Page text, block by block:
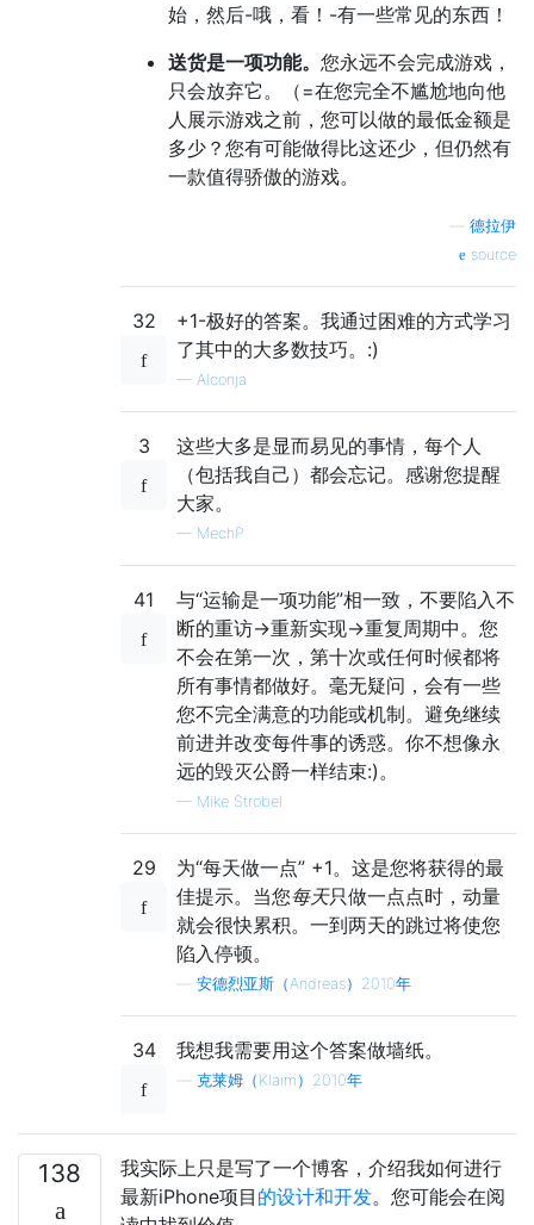
始，然后-哦，看！-有一些常见的东西！
送货是一项功能。 您永远不会完成游戏，
只会放弃它。（=在您完全不尴尬地向他
人展示游戏之前，您可以做的最低金额是
多少？您有可能做得比这还少，但仍然有
一款值得骄傲的游戏。
德拉伊
source
32
+1-极好的答案。我通过困难的方式学习
了其中的大多数技巧。:)
— Alconja
3
这些大多是显而易见的事情，每个人
（包括我自己）都会忘记。感谢您提醒
大家。
— MechP
41
与“运输是一项功能”相一致，不要陷入不
断的重访->重新实现->重复周期中。您
不会在第一次，第十次或任何时候都将
所有事情都做好。毫无疑问，会有一些
您不完全满意的功能或机制。避免继续
前进并改变每件事的诱惑。你不想像永
远的毁灭公爵一样结束:)。
— Mike Strobel
29
为“每天做一点” +1。这是您将获得的最
佳提示。当您每天只做一点点时，动量
就会很快累积。一到两天的跳过将使您
陷入停顿。
安德烈亚斯（Andreas）2010年
34 我想我需要用这个答案做墙纸。
克莱姆（Klaim）2010年
138
我实际上只是写了一个博客，介绍我如何进行
最新iPhone项目 的设计和开发。您可能会在阅